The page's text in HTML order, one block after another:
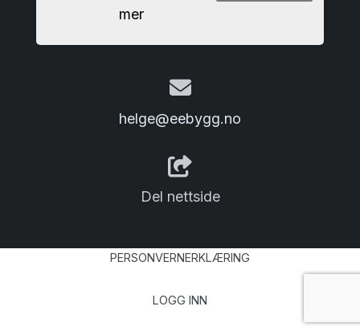
helge@eebygg.no
Del nettside
mer
PERSONVERNERKLÆRING
LOGG INN